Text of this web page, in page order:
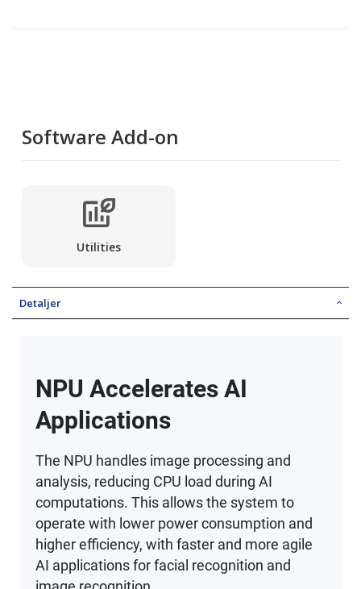
Software Add-on
Utilities
Detaljer